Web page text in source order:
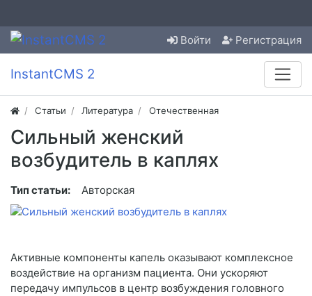
Войти Регистрация
InstantCMS 2
Статьи Литература Отечественная
Сильный женский
возбудитель в каплях
Тип статьи: Авторская
Активные компоненты капель оказывают комплексное
воздействие на организм пациента. Они ускоряют
передачу импульсов в центр возбуждения головного